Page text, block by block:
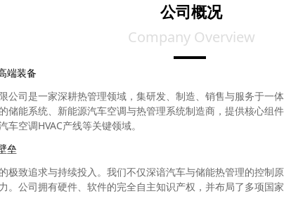
公司概况
Company Overview
端装备
公司是一家深耕热管理领域，集研发、制造、销售与服务于一
储能系统、新能源汽车空调与热管理系统制造商，提供核心组
空调HVAC产线等关键领域。
垒
极致追求与持续投入。我们不仅深谙汽车与储能热管理的控制
。公司拥有硬件、软件的完全自主知识产权，并布局了多项国